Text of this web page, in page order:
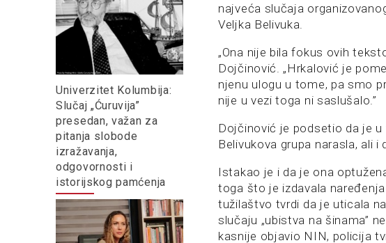
Univerzitet Kolumbija:
Slučaj „Ćuruvija”
presedan, važan za
pitanja slobode
izražavanja,
odgovornosti i
istorijskog pamćenja
najveća slučaja
Veljka Belivuka.
„Ona nije bila fokus ovih
Dojčinović. „Hrkalović je
njenu ulogu u tome, pa smo
nije u vezi toga ni saslušalo.”
Dojčinović je podsetio da je
Belivukova grupa narasla, ali i
Istakao je i da je ona
toga što je izdavala
tužilaštvo tvrdi da je uticala
slučaju „ubistva na šinama”
kasnije objavio NIN, policija